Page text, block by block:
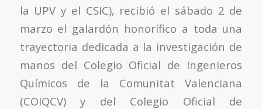
la UPV y el CSIC), recibió el sábado 2 de
marzo el galardón honorífico a toda una
trayectoria dedicada a la investigación de
manos del Colegio Oficial de Ingenieros
Químicos de la Comunitat Valenciana
(COIQCV) y del Colegio Oficial de